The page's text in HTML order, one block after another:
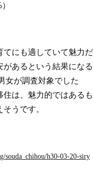
てにも適していて魅力だ
あるという結果になる
女が調査対象でした
は、魅力的ではあるも
うです。
souda_chihou/h30-03-20-siry